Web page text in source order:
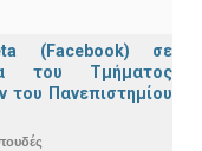
(Facebook) σε
του Τμήματος
του Πανεπιστημίου